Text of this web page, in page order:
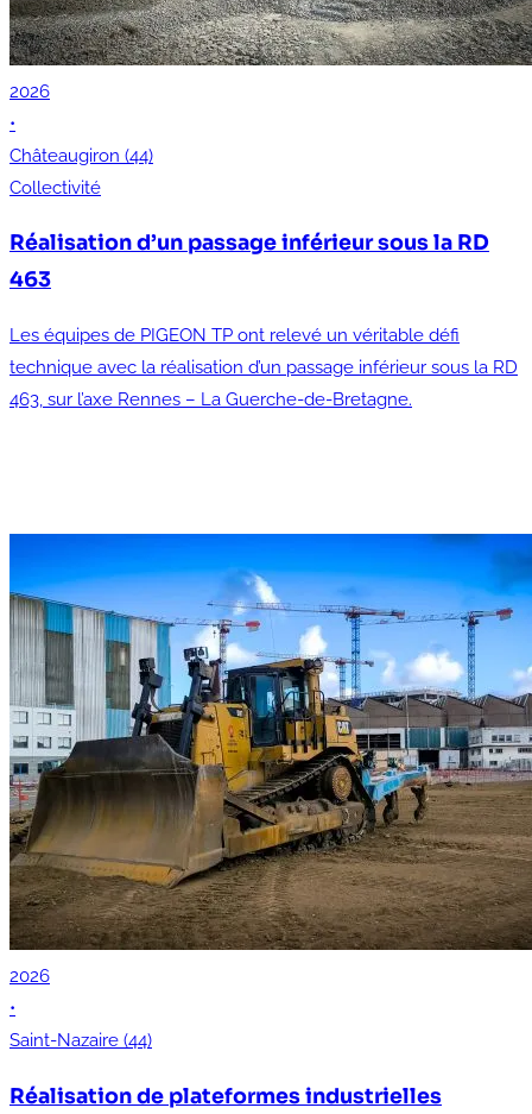
2026
•
Châteaugiron (44)
Collectivité
Réalisation d’un passage inférieur sous la RD
463
Les équipes de PIGEON TP ont relevé un véritable défi
technique avec la réalisation d’un passage inférieur sous la RD
463, sur l’axe Rennes – La Guerche-de-Bretagne.
2026
•
Saint-Nazaire (44)
Réalisation de plateformes industrielles